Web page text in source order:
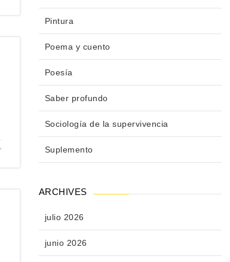
Pintura
Poema y cuento
Poesía
Saber profundo
Sociología de la supervivencia
Suplemento
ARCHIVES
julio 2026
junio 2026